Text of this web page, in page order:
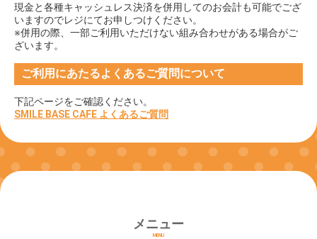
現金と各種キャッシュレス決済を併用してのお会計も可能でござ
いますのでレジにてお申しつけください。
※併用の際、一部ご利用いただけない組み合わせがある場合がご
ざいます。
ご利用にあたるよくあるご質問について
下記ページをご確認ください。
SMILE BASE CAFE よくあるご質問
メニュー
MENU